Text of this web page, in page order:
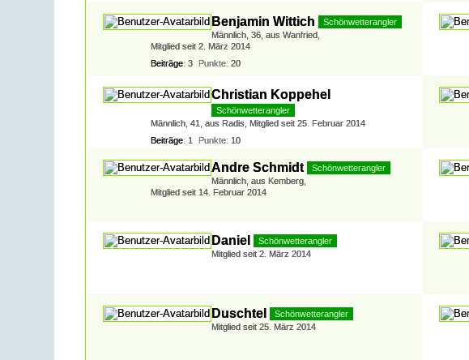
Benjamin Wittich
Schönwetterangler
Männlich 36 aus Wanfried
Mitglied seit 2. März 2014
Beiträge 3 Punkte 20
Christian Koppehel
Schönwetterangler
Männlich 41 aus Radis
Mitglied seit 25. Februar 2014
Beiträge 1 Punkte 10
Andre Schmidt
Schönwetterangler
Männlich aus Kemberg
Mitglied seit 14. Februar 2014
Daniel
Schönwetterangler
Mitglied seit 2. März 2014
Duschtel
Schönwetterangler
Mitglied seit 25. März 2014